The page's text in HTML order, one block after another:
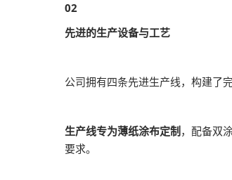
02
先进的生产设备与工艺
公司拥有四条先进生产线，构建了
生产线专为薄纸涂布定制 ，配备双
要求。